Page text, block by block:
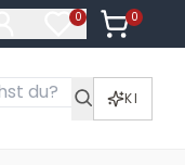
0
Artikel im
0
Artikel
KI